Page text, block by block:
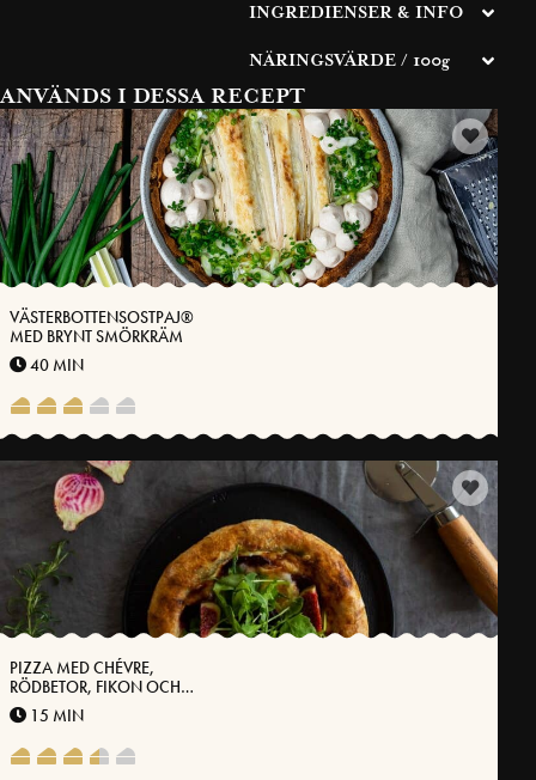
INGREDIENSER & INFO
NÄRINGSVÄRDE / 100g
ANVÄNDS I DESSA RECEPT
VÄSTERBOTTENSOSTPAJ®
MED BRYNT SMÖRKRÄM
40 MIN
PIZZA MED CHÉVRE,
RÖDBETOR, FIKON OCH
VÄSTERBOTTENSOST®
15 MIN